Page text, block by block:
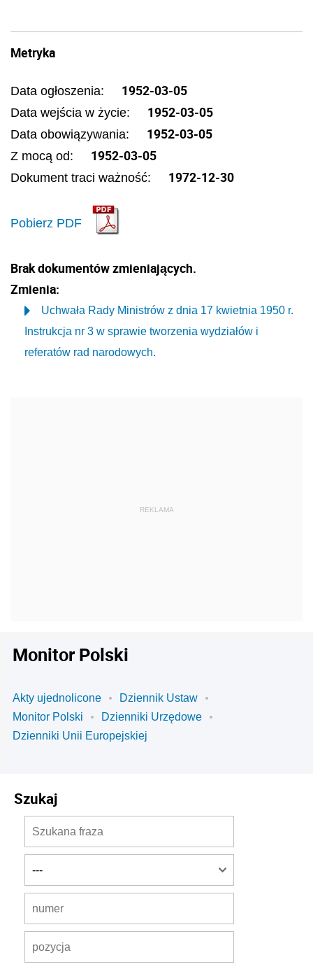
Metryka
Data ogłoszenia: 1952-03-05
Data wejścia w życie: 1952-03-05
Data obowiązywania: 1952-03-05
Z mocą od: 1952-03-05
Dokument traci ważność: 1972-12-30
Pobierz PDF
Brak dokumentów zmieniających.
Zmienia:
Uchwała Rady Ministrów z dnia 17 kwietnia 1950 r.
Instrukcja nr 3 w sprawie tworzenia wydziałów i
referatów rad narodowych.
Monitor Polski
Akty ujednolicone
Dziennik Ustaw
Monitor Polski
Dzienniki Urzędowe
Dzienniki Unii Europejskiej
Szukaj